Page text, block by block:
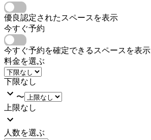
優良認定されたスペースを表示
今すぐ予約
今すぐ予約を確定できるスペースを表示
料金を選ぶ
下限なし
〜
上限なし
人数を選ぶ